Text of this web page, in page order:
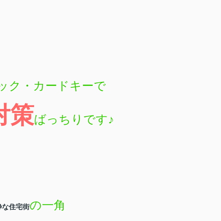
ク・カードキーで
策ばっちりです♪
な住宅街の一角